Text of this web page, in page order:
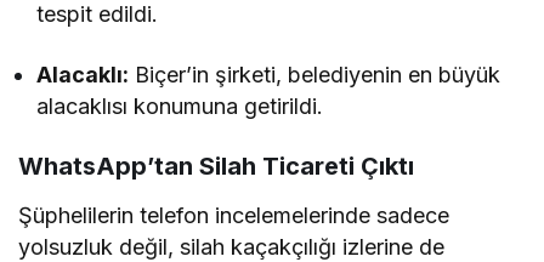
tespit edildi.
Alacaklı: Biçer’in şirketi, belediyenin en büyük
alacaklısı konumuna getirildi.
WhatsApp’tan Silah Ticareti Çıktı
Şüphelilerin telefon incelemelerinde sadece
yolsuzluk değil, silah kaçakçılığı izlerine de